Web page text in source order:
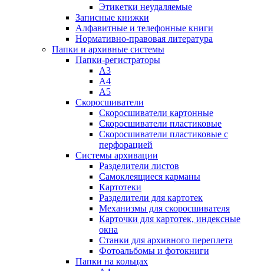
Этикетки неудаляемые
Записные книжки
Алфавитные и телефонные книги
Нормативно-правовая литература
Папки и архивные системы
Папки-регистраторы
А3
А4
А5
Скоросшиватели
Скоросшиватели картонные
Скоросшиватели пластиковые
Скоросшиватели пластиковые с
перфорацией
Системы архивации
Разделители листов
Самоклеящиеся карманы
Картотеки
Разделители для картотек
Механизмы для скоросшивателя
Карточки для картотек, индексные
окна
Станки для архивного переплета
Фотоальбомы и фотокниги
Папки на кольцах